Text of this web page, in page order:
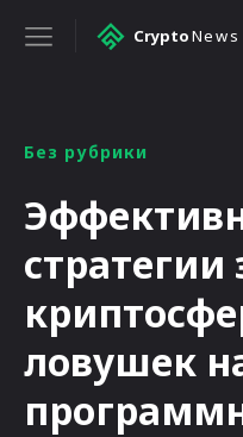
CryptoNews
Без рубрики
стратегии
ловушек